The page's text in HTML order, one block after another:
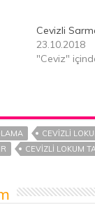
Cevizli
23.10.2018
"Ceviz"
CEVIZLI
CEVIZLI LOKUM